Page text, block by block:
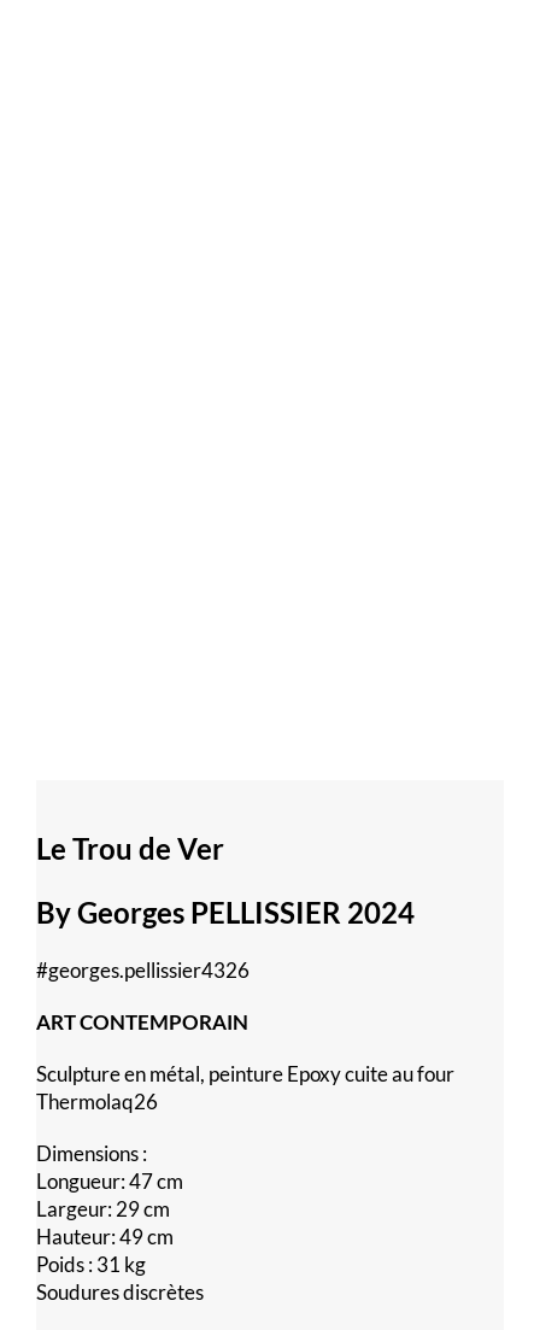
Le Trou de Ver
By Georges PELLISSIER 2024
#georges.pellissier4326
ART CONTEMPORAIN
Sculpture en métal, peinture Epoxy cuite au four
Thermolaq26
Dimensions :
Longueur: 47 cm
Largeur: 29 cm
Hauteur: 49 cm
Poids : 31 kg
Soudures discrètes